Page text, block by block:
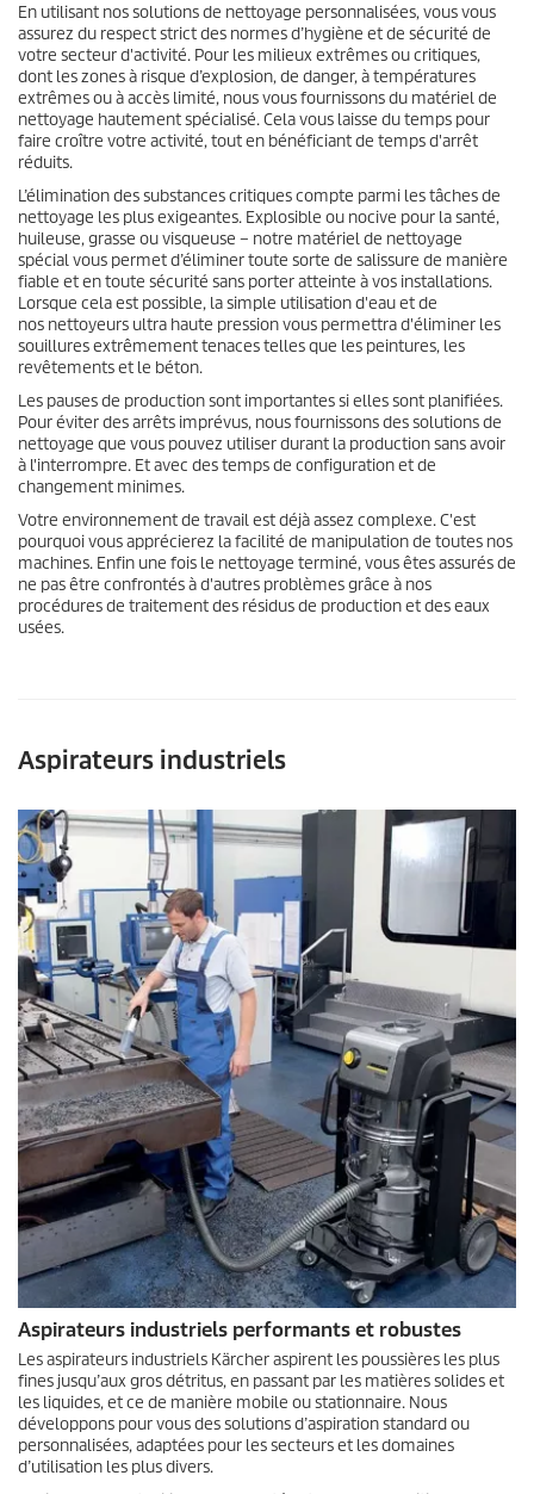
En utilisant nos solutions de nettoyage personnalisées, vous vous
assurez du respect strict des normes d’hygiène et de sécurité de
votre secteur d'activité. Pour les milieux extrêmes ou critiques,
dont les zones à risque d’explosion, de danger, à températures
extrêmes ou à accès limité, nous vous fournissons du matériel de
nettoyage hautement spécialisé. Cela vous laisse du temps pour
faire croître votre activité, tout en bénéficiant de temps d'arrêt
réduits.
L’élimination des substances critiques compte parmi les tâches de
nettoyage les plus exigeantes. Explosible ou nocive pour la santé,
huileuse, grasse ou visqueuse – notre matériel de nettoyage
spécial vous permet d’éliminer toute sorte de salissure de manière
fiable et en toute sécurité sans porter atteinte à vos installations.
Lorsque cela est possible, la simple utilisation d'eau et de
nos nettoyeurs ultra haute pression vous permettra d'éliminer les
souillures extrêmement tenaces telles que les peintures, les
revêtements et le béton.
Les pauses de production sont importantes si elles sont planifiées.
Pour éviter des arrêts imprévus, nous fournissons des solutions de
nettoyage que vous pouvez utiliser durant la production sans avoir
à l'interrompre. Et avec des temps de configuration et de
changement minimes.
Votre environnement de travail est déjà assez complexe. C'est
pourquoi vous apprécierez la facilité de manipulation de toutes nos
machines. Enfin une fois le nettoyage terminé, vous êtes assurés de
ne pas être confrontés à d'autres problèmes grâce à nos
procédures de traitement des résidus de production et des eaux
usées.
Aspirateurs industriels
Aspirateurs industriels performants et robustes
Les aspirateurs industriels Kärcher aspirent les poussières les plus
fines jusqu’aux gros détritus, en passant par les matières solides et
les liquides, et ce de manière mobile ou stationnaire. Nous
développons pour vous des solutions d’aspiration standard ou
personnalisées, adaptées pour les secteurs et les domaines
d’utilisation les plus divers.